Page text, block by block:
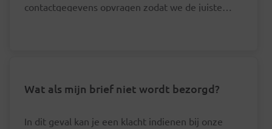
contactgegevens opvragen zodat we de juiste
Wat als mijn brief niet wordt bezorgd?
In dit geval kan je een klacht indienen bij onze